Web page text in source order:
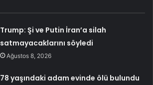
Trump: Şi ve Putin İran’a silah
satmayacaklarını söyledi
Ağustos 8, 2026
78 yaşındaki adam evinde ölü bulundu